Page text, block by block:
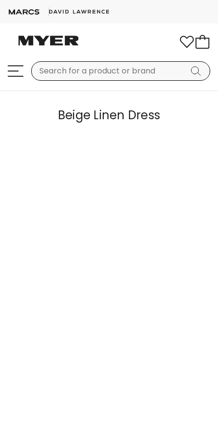
Beige Linen Dress